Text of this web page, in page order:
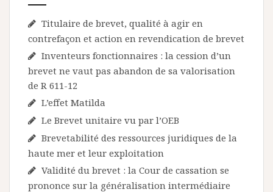
Titulaire de brevet, qualité à agir en
contrefaçon et action en revendication de brevet
Inventeurs fonctionnaires : la cession d’un
brevet ne vaut pas abandon de sa valorisation
de R 611-12
L’effet Matilda
Le Brevet unitaire vu par l’OEB
Brevetabilité des ressources juridiques de la
haute mer et leur exploitation
Validité du brevet : la Cour de cassation se
prononce sur la généralisation intermédiaire